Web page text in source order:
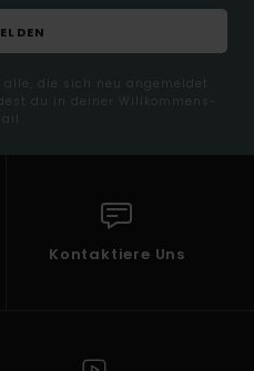
die sich neu angemeldet
du in deiner Willkommens-
Kontaktiere Uns